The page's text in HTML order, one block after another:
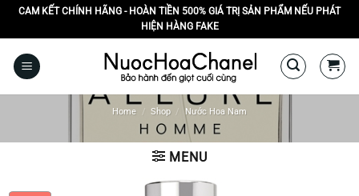
SkipCAM KẾT CHÍNH HÃNG - HOÀN TIỀN 500% GIÁ TRỊ SẢN PHẨM NẾU PHÁT
HIỆN HÀNG FAKE
Home / Shop / Nước Hoa Nam
MENU